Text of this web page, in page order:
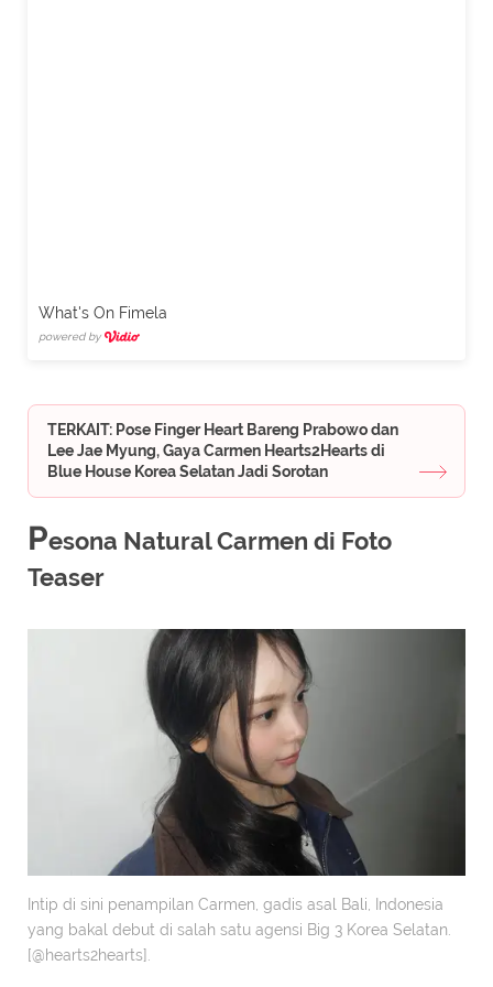
What's On Fimela
powered by
TERKAIT: Pose Finger Heart Bareng Prabowo dan
Lee Jae Myung, Gaya Carmen Hearts2Hearts di
Blue House Korea Selatan Jadi Sorotan
Pesona Natural Carmen di Foto
Teaser
Intip di sini penampilan Carmen, gadis asal Bali, Indonesia
yang bakal debut di salah satu agensi Big 3 Korea Selatan.
[@hearts2hearts].